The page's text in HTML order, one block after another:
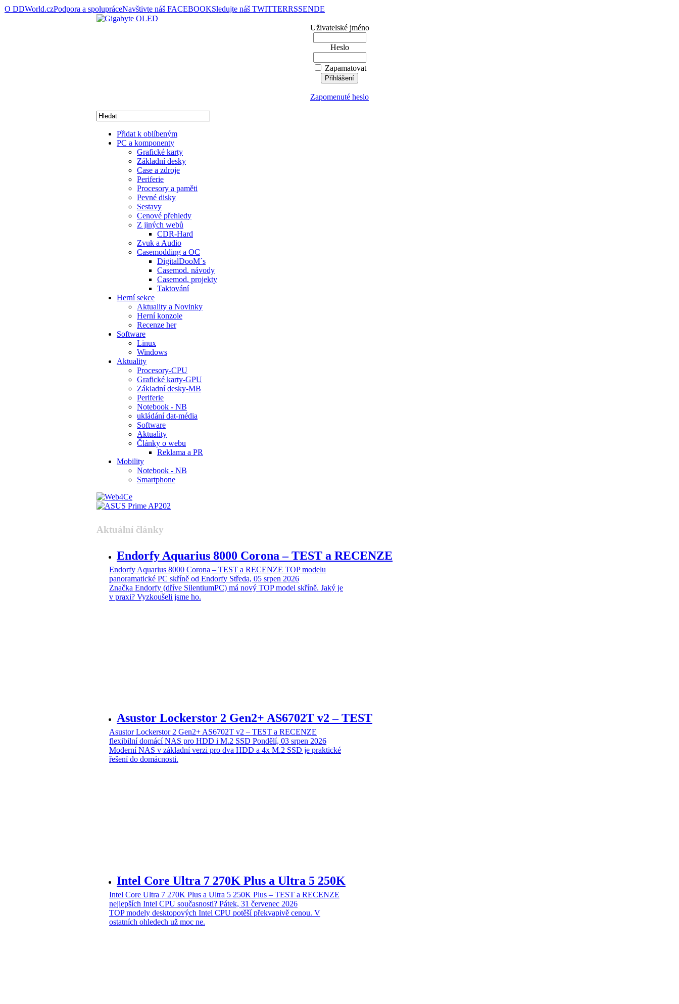
O DDWorld.czPodpora a spolupráceNavštivte náš FACEBOOKSledujte náš TWITTERRSSENDE
Uživatelské jméno
Heslo
Zapamatovat
Zapomenuté heslo
Přidat k oblíbeným
PC a komponenty
Grafické karty
Základní desky
Case a zdroje
Periferie
Procesory a paměti
Pevné disky
Sestavy
Cenové přehledy
Z jiných webů
CDR-Hard
Zvuk a Audio
Casemodding a OC
DigitalDooM´s
Casemod. návody
Casemod. projekty
Taktování
Herní sekce
Aktuality a Novinky
Herní konzole
Recenze her
Software
Linux
Windows
Aktuality
Procesory-CPU
Grafické karty-GPU
Základní desky-MB
Periferie
Notebook - NB
ukládání dat-média
Software
Aktuality
Články o webu
Reklama a PR
Mobility
Notebook - NB
Smartphone
Aktuální články
Endorfy Aquarius 8000 Corona – TEST a RECENZE
Endorfy Aquarius 8000 Corona – TEST a RECENZE TOP modelu
panoramatické PC skříně od Endorfy Středa, 05 srpen 2026
Značka Endorfy (dříve SilentiumPC) má nový TOP model skříně. Jaký je
v praxi? Vyzkoušeli jsme ho.
Asustor Lockerstor 2 Gen2+ AS6702T v2 – TEST
Asustor Lockerstor 2 Gen2+ AS6702T v2 – TEST a RECENZE
flexibilní domácí NAS pro HDD i M.2 SSD Pondělí, 03 srpen 2026
Moderní NAS v základní verzi pro dva HDD a 4x M.2 SSD je praktické
řešení do domácnosti.
Intel Core Ultra 7 270K Plus a Ultra 5 250K
Intel Core Ultra 7 270K Plus a Ultra 5 250K Plus – TEST a RECENZE
nejlepších Intel CPU současnosti? Pátek, 31 červenec 2026
TOP modely desktopových Intel CPU potěší překvapivě cenou. V
ostatních ohledech už moc ne.